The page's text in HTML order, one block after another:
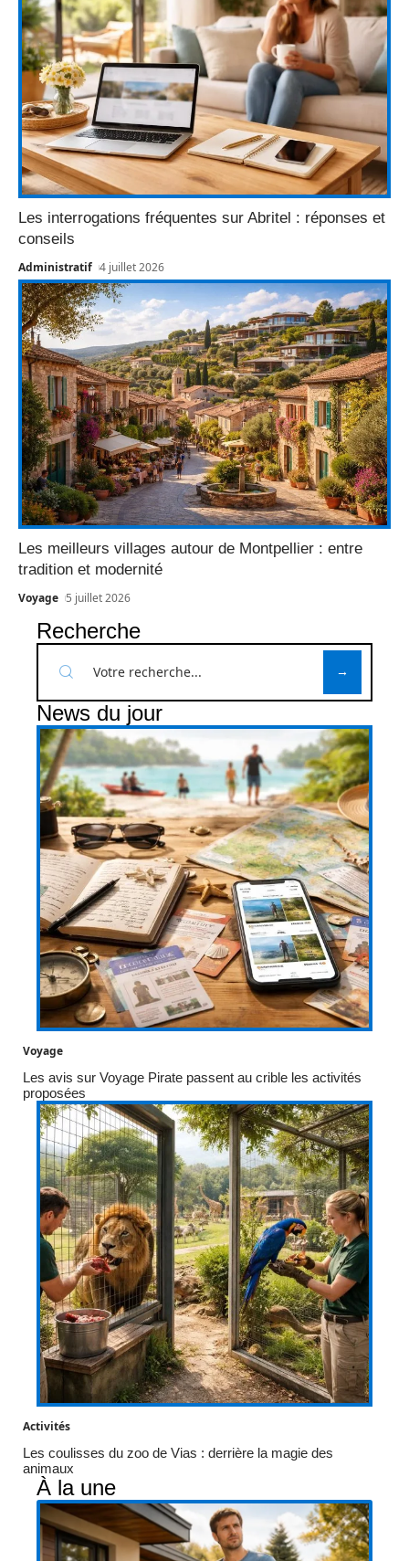
Les interrogations fréquentes sur Abritel : réponses et
conseils
Administratif 4 juillet 2026
Les meilleurs villages autour de Montpellier : entre
tradition et modernité
Voyage 5 juillet 2026
Recherche
News du jour
Voyage
Les avis sur Voyage Pirate passent au crible les activités
proposées
Activités
Les coulisses du zoo de Vias : derrière la magie des
animaux
À la une